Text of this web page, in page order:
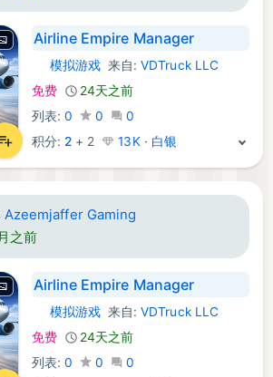
Airline Empire Manager
iOS 游戏:
模拟游戏来自:VDTruck LLC
免费
24天之前
列表: 0 0
0
积分: 2+ 2 13K · 白银
Azeemjaffer Gaming
之前
Airline Empire Manager
iOS 游戏:
模拟游戏来自:VDTruck LLC
免费
24天之前
列表: 0 0
0